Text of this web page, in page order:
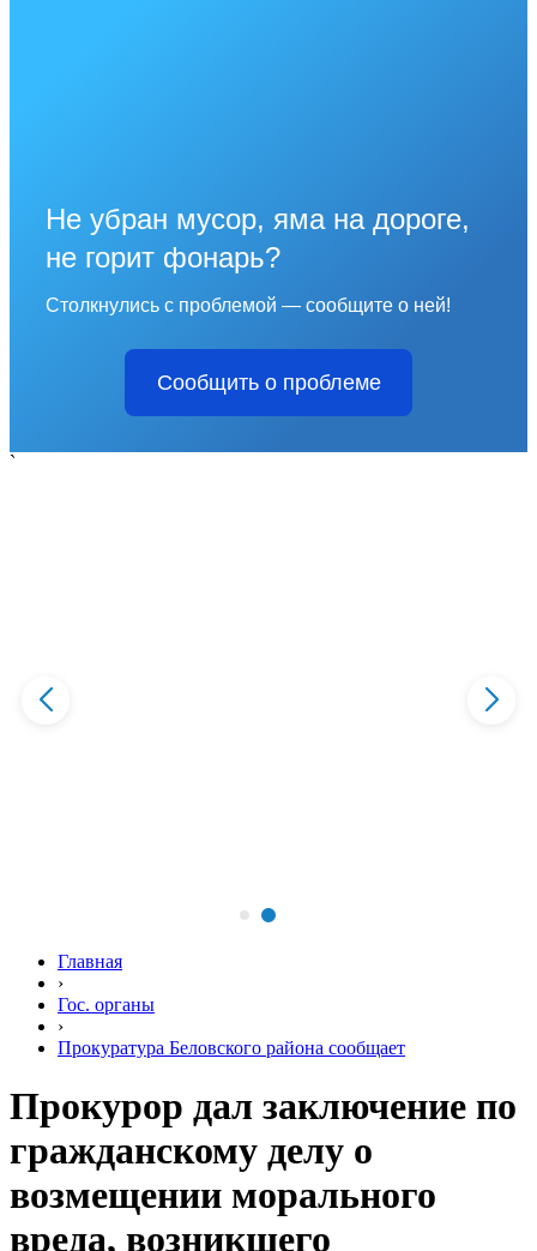
Не убран мусор, яма на дороге,
не горит фонарь?
Столкнулись с проблемой — сообщите о ней!
Сообщить о проблеме
`
Главная
›
Гос. органы
›
Прокуратура Беловского района сообщает
Прокурор дал заключение по
гражданскому делу о
возмещении морального
вреда, возникшего